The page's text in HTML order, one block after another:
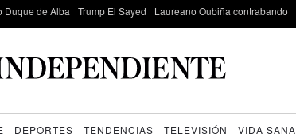
Duque de Alba Trump El Sayed Laureano Oubiña contrabando
DEPORTES TENDENCIAS TELEVISIÓN VIDA SANA